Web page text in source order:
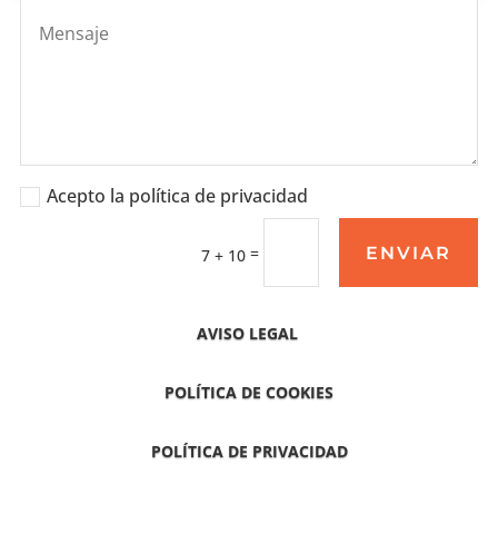
Acepto la política de privacidad
7 + 10 = ENVIAR
AVISO LEGAL
POLÍTICA DE COOKIES
POLÍTICA DE PRIVACIDAD